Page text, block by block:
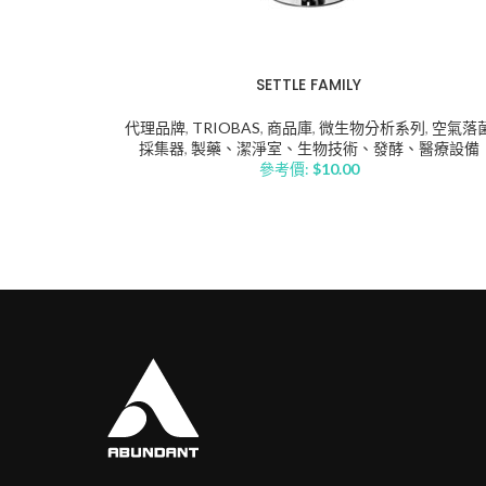
SETTLE FAMILY
代理品牌, TRIOBAS,商品庫,微生物分析系列, 空氣落
採集器, 製藥、潔淨室、生物技術、發酵、醫療設備
參考價: $10.00